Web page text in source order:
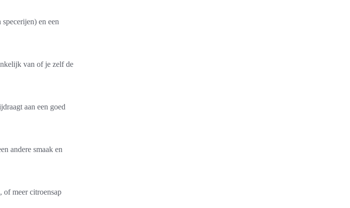
en een
van of je zelf de
aan een goed
andere smaak en
of meer citroensap